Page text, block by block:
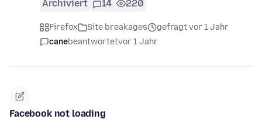
Archiviert 14 220
Firefox Site breakages
gefragt vor 1 Jahr
canebeantwortetvor 1 Jahr
Facebook not loading